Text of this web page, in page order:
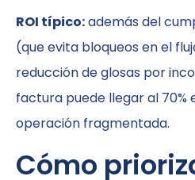
ROI típico:además del
(que evita bloqueos en el
reducción de glosas por
factura puede llegar al 70%
operación fragmentada.
Cómo